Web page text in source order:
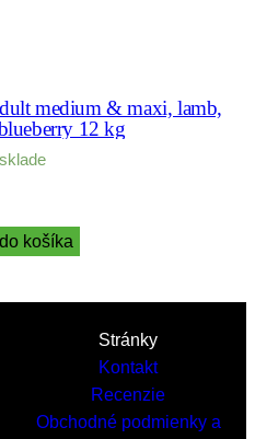
medium & maxi, lamb,
12 kg
košíka
Stránky
Kontakt
Recenzie
Obchodné podmienky a